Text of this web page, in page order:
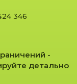
346
-
детально